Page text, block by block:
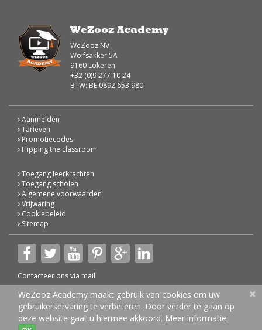
WeZooz Academy
WeZooz NV
Wolfsakker 5A
9160 Lokeren
+32 (0)9 277 10 24
BTW: BE 0892.653.980
Aanmelden
Tarieven
Promotiecodes
Flipping the classroom
Toegang leerkrachten
Toegang scholen
Algemene voorwaarden
Vrijwaring
Cookiebeleid
Sitemap
Contacteer ons via mail
© 2026 WeZooz Academy
×
WeZooz Academy maakt gebruik van cookies om uw
gebruikerservaring te verbeteren. Door verder te gaan op
deze website gaat u hiermee akkoord. Meer informatie.